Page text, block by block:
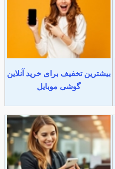
بیشترین تخفیف برای خرید آنلاین
گوشی موبایل